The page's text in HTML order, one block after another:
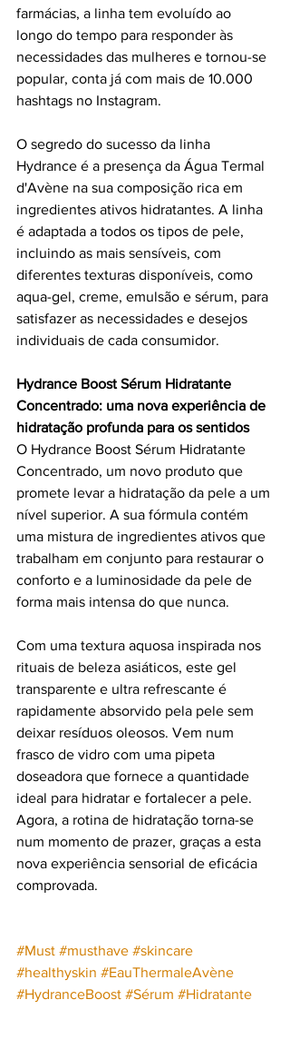
farmácias, a linha tem evoluído ao
longo do tempo para responder às
necessidades das mulheres e tornou-se
popular, conta já com mais de 10.000
hashtags no Instagram.
O segredo do sucesso da linha
Hydrance é a presença da Água Termal
d'Avène na sua composição rica em
ingredientes ativos hidratantes. A linha
é adaptada a todos os tipos de pele,
incluindo as mais sensíveis, com
diferentes texturas disponíveis, como
aqua-gel, creme, emulsão e sérum, para
satisfazer as necessidades e desejos
individuais de cada consumidor.
Hydrance Boost Sérum Hidratante
Concentrado: uma nova experiência de
hidratação profunda para os sentidos
O Hydrance Boost Sérum Hidratante
Concentrado, um novo produto que
promete levar a hidratação da pele a um
nível superior. A sua fórmula contém
uma mistura de ingredientes ativos que
trabalham em conjunto para restaurar o
conforto e a luminosidade da pele de
forma mais intensa do que nunca.
Com uma textura aquosa inspirada nos
rituais de beleza asiáticos, este gel
transparente e ultra refrescante é
rapidamente absorvido pela pele sem
deixar resíduos oleosos. Vem num
frasco de vidro com uma pipeta
doseadora que fornece a quantidade
ideal para hidratar e fortalecer a pele.
Agora, a rotina de hidratação torna-se
num momento de prazer, graças a esta
nova experiência sensorial de eficácia
comprovada.
#Must #musthave #skincare
#healthyskin #EauThermaleAvène
#HydranceBoost #Sérum #Hidratante